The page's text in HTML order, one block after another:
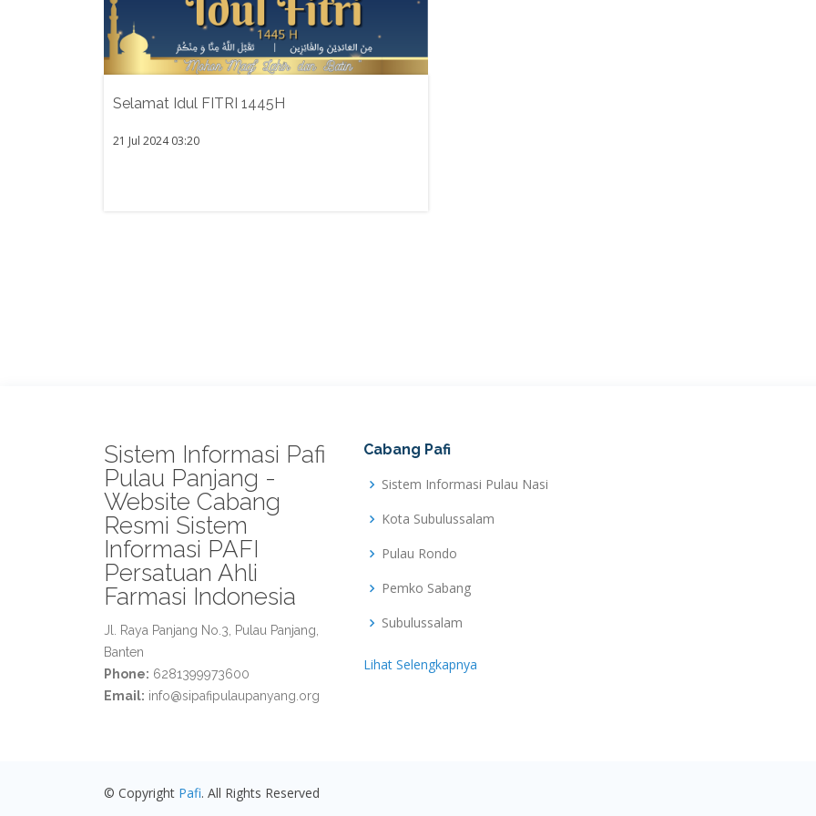
Selamat Idul FITRI 1445H
21 Jul 2024 03:20
Sistem Informasi Pafi
Pulau Panjang -
Website Cabang
Resmi Sistem
Informasi PAFI
Persatuan Ahli
Farmasi Indonesia
Jl. Raya Panjang No.3, Pulau Panjang,
Banten
Phone: 6281399973600
Email: info@sipafipulaupanyang.org
Cabang Pafi
Sistem Informasi Pulau Nasi
Kota Subulussalam
Pulau Rondo
Pemko Sabang
Subulussalam
Lihat Selengkapnya
© Copyright Pafi. All Rights Reserved